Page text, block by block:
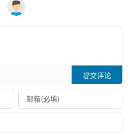
提交评论